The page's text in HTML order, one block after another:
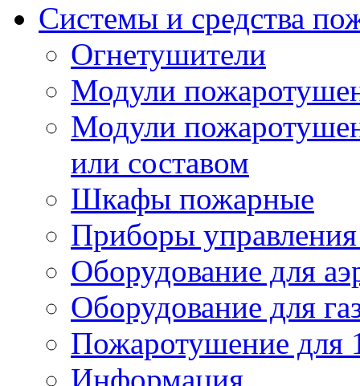
Системы и средства
Огнетушители
Модули
Модули
или составом
Шкафы пожарные
Приборы
Оборудование для
Оборудование для
Пожаротушение для